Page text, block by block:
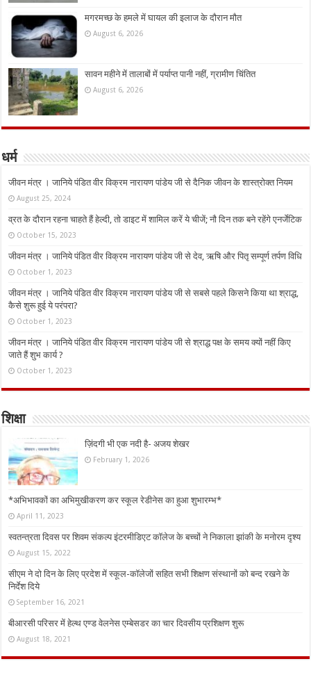
मगरमच्छ के हमले में घायल की इलाज के दौरान मौत
August 6, 2026
सावन महीने में तालाबों में पर्याप्त पानी नहीं, ग्रामीण चिंतित
August 6, 2026
धर्म
जीवन मंत्र । जानिये पंडित वीर विक्रम नारायण पांडेय जी से दैनिक जीवन के शास्त्रोक्त नियम
August 25, 2024
व्रत के दौरान रहना चाहते हैं हेल्दी, तो डाइट में शामिल करें ये चीजें; नौ दिन तक बने रहेंगे एनर्जेटिक
October 15, 2023
जीवन मंत्र । जानिये पंडित वीर विक्रम नारायण पांडेय जी से देव, ऋषि और पितृ सम्पूर्ण तर्पण विधि
October 1, 2023
जीवन मंत्र । जानिये पंडित वीर विक्रम नारायण पांडेय जी से सबसे पहले किसने किया था श्राद्ध,
कैसे शुरू हुई ये परंपरा?
October 1, 2023
जीवन मंत्र । जानिये पंडित वीर विक्रम नारायण पांडेय जी से श्राद्ध पक्ष के समय क्यों नहीं किए
जाते हैं शुभ कार्य ?
October 1, 2023
शिक्षा
ज़िंदगी भी एक नदी है- अजय शेखर
February 1, 2026
*अभिभावकों का अभिमुखीकरण कर स्कूल रेडीनेस का हुआ शुभारम्भ*
April 11, 2023
स्वतन्त्रता दिवस पर शिवम संकल्प इंटरमीडिएट कॉलेज के बच्चों ने निकाला झांकी के मनोरम दृश्य
August 15, 2022
सीएम ने दो दिन के लिए प्रदेश में स्कूल-कॉलेजों सहित सभी शिक्षण संस्थानों को बन्द रखने के
निर्देश दिये
September 16, 2021
बीआरसी परिसर में हेल्थ एण्ड वेलनेस एम्बेसडर का चार दिवसीय प्रशिक्षण शुरू
August 18, 2021